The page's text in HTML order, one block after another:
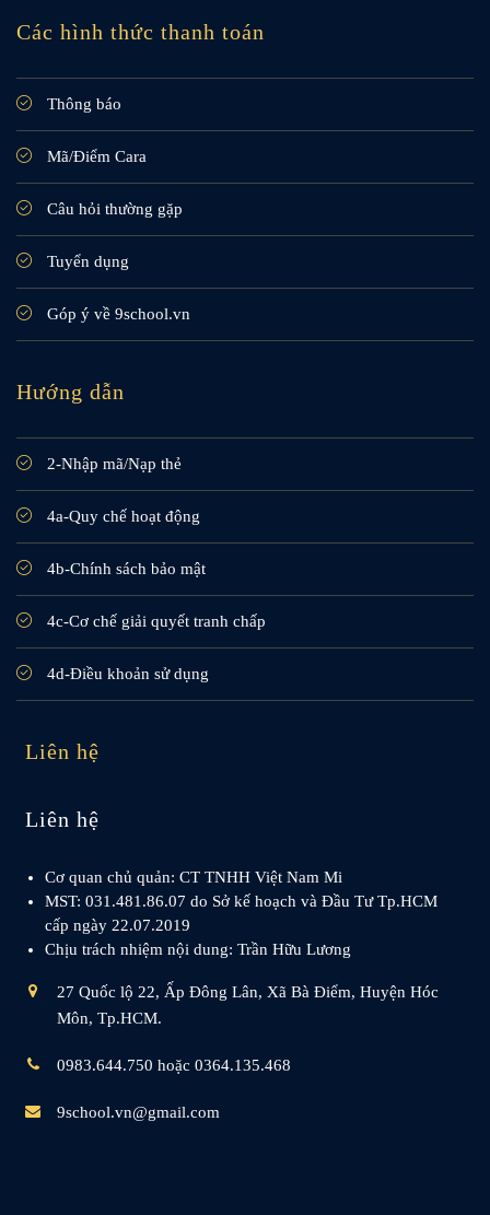
Các hình thức thanh toán
Thông báo
Mã/Điểm Cara
Câu hỏi thường gặp
Tuyển dụng
Góp ý về 9school.vn
Hướng dẫn
2-Nhập mã/Nạp thẻ
4a-Quy chế hoạt động
4b-Chính sách bảo mật
4c-Cơ chế giải quyết tranh chấp
4d-Điều khoản sử dụng
Liên hệ
Liên hệ
Cơ quan chủ quản: CT TNHH Việt Nam Mi
MST: 031.481.86.07 do Sở kế hoạch và Đầu Tư Tp.HCM
cấp ngày 22.07.2019
Chịu trách nhiệm nội dung: Trần Hữu Lương
27 Quốc lộ 22, Ấp Đông Lân, Xã Bà Điểm, Huyện Hóc
Môn, Tp.HCM.
0983.644.750 hoặc 0364.135.468
9school.vn@gmail.com